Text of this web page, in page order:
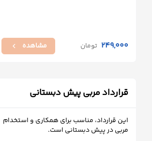
249,000 تومان مشاهده chevron_left
قرارداد مربی پیش دبستانی
این قرارداد، مناسب برای همکاری و استخدام
مربی در پیش دبستانی است.